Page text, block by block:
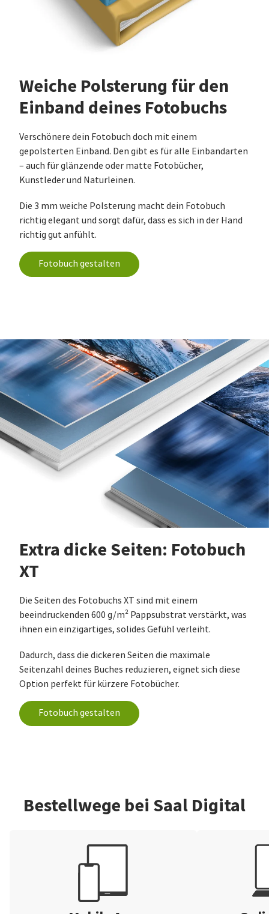
Weiche Polsterung für den
Einband deines Fotobuchs
Verschönere dein Fotobuch doch mit einem
gepolsterten Einband. Den gibt es für alle Einbandarten
– auch für glänzende oder matte Fotobücher,
Kunstleder und Naturleinen.
Die 3 mm weiche Polsterung macht dein Fotobuch
richtig elegant und sorgt dafür, dass es sich in der Hand
richtig gut anfühlt.
Fotobuch gestalten
Extra dicke Seiten: Fotobuch
XT
Die Seiten des Fotobuchs XT sind mit einem
beeindruckenden 600 g/m² Pappsubstrat verstärkt, was
ihnen ein einzigartiges, solides Gefühl verleiht.
Dadurch, dass die dickeren Seiten die maximale
Seitenzahl deines Buches reduzieren, eignet sich diese
Option perfekt für kürzere Fotobücher.
Fotobuch gestalten
Bestellwege bei Saal Digital